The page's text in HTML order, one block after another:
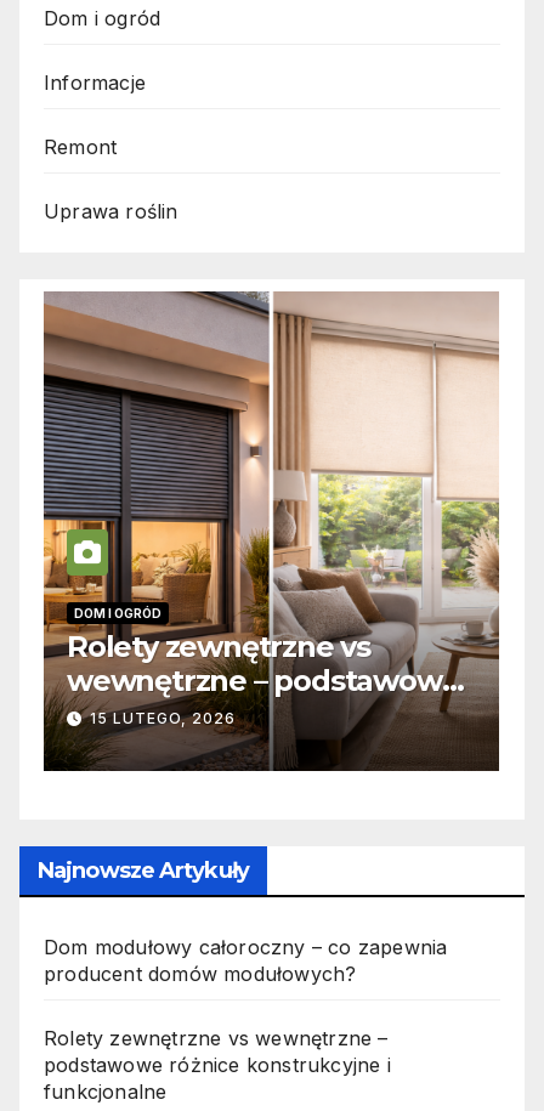
Dom i ogród
Informacje
Remont
Uprawa roślin
zewnętrzne vs
– podstawowe
konstrukcyjne i
2026
INFORMACJE
Zabicie
jak
19
Najnowsze Artykuły
Dom modułowy całoroczny – co zapewnia
producent domów modułowych?
Rolety zewnętrzne vs wewnętrzne –
podstawowe różnice konstrukcyjne i
funkcjonalne